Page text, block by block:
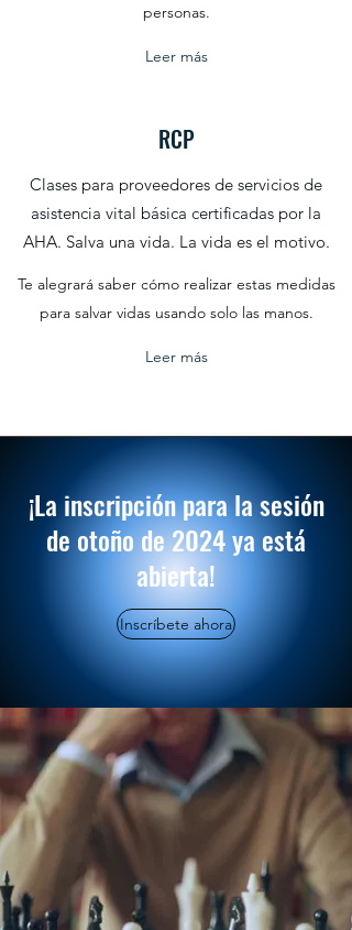
personas.
Leer más
RCP
Clases para proveedores de servicios de
asistencia vital básica certificadas por la
AHA. Salva una vida. La vida es el motivo.
Te alegrará saber cómo realizar estas medidas
para salvar vidas usando solo las manos.
Leer más
¡La inscripción para la sesión
de otoño de 2024 ya está
abierta!
Inscríbete ahora